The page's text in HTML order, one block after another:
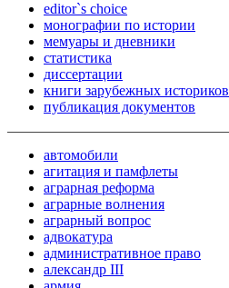
editor`s choice
монографии по истории
мемуары и дневники
статистика
диссертации
книги зарубежных историков
публикация документов
автомобили
агитация и памфлеты
аграрная реформа
аграрные волнения
аграрный вопрос
адвокатура
административное право
александр III